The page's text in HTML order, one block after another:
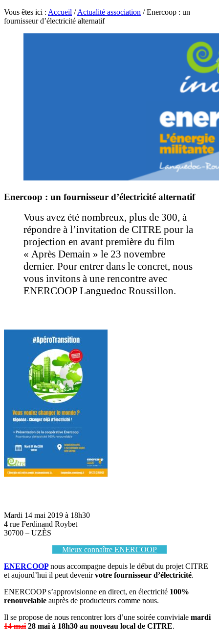
Vous êtes ici : Accueil /Actualité association /Enercoop : un
fournisseur d’électricité alternatif
Enercoop : un fournisseur d’électricité alternatif
Vous avez été nombreux, plus de 300, à
répondre à l’invitation de CITRE pour la
projection en avant première du film
« Après Demain » le 23 novembre
dernier. Pour entrer dans le concret, nous
vous invitons à une rencontre avec
ENERCOOP Languedoc Roussillon.
Mardi 14 mai 2019 à 18h30
4 rue Ferdinand Roybet
30700 – UZÈS
Mieux connaître ENERCOOP
ENERCOOP nous accompagne depuis le début du projet CITRE
et aujourd’hui il peut devenirvotre fournisseur d’électricité.
ENERCOOP s’approvisionne en direct, en électricité 100%
renouvelable auprès de producteurs comme nous.
Il se propose de nous rencontrer lors d’une soirée conviviale mardi
14 mai28 mai à 18h30 au nouveau local de CITRE.